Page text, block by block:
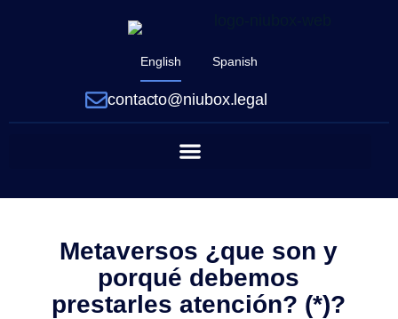
contacto@niubox.legal
English Spanish
Metaversos ¿que son y
porqué debemos
prestarles atención? (*)?